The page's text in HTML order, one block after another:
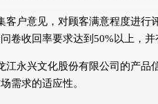
户意见，对顾客满意程度进
卷收回率要求达到50%以上，并
永兴文化股份有限公司的产
需求的适应性。